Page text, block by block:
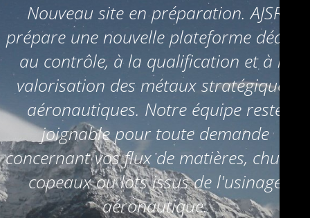
Nouveau site en préparation. AJSR
prépare une nouvelle plateforme dédiée
au contrôle, à la qualification et à la
valorisation des métaux stratégiques
aéronautiques. Notre équipe reste
joignable pour toute demande
concernant vos flux de matières, chutes,
copeaux ou lots issus de l'usinage
aéronautique.